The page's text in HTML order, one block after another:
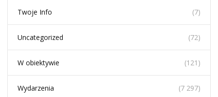
Twoje Info (7)
Uncategorized (72)
W obiektywie (121)
Wydarzenia (7 297)